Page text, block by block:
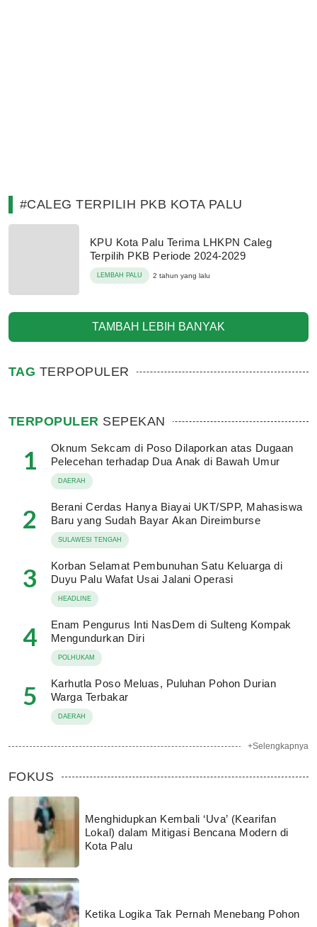
#CALEG TERPILIH PKB KOTA PALU
KPU Kota Palu Terima LHKPN Caleg
Terpilih PKB Periode 2024-2029
LEMBAH PALU 2 tahun yang lalu
TAMBAH LEBIH BANYAK
TAG TERPOPULER
TERPOPULER SEPEKAN
1
Oknum Sekcam di Poso Dilaporkan atas Dugaan
Pelecehan terhadap Dua Anak di Bawah Umur
DAERAH
2
Berani Cerdas Hanya Biayai UKT/SPP, Mahasiswa
Baru yang Sudah Bayar Akan Direimburse
SULAWESI TENGAH
3
Korban Selamat Pembunuhan Satu Keluarga di
Duyu Palu Wafat Usai Jalani Operasi
HEADLINE
4
Enam Pengurus Inti NasDem di Sulteng Kompak
Mengundurkan Diri
POLHUKAM
5
Karhutla Poso Meluas, Puluhan Pohon Durian
Warga Terbakar
DAERAH
+Selengkapnya
FOKUS
Menghidupkan Kembali ‘Uva’ (Kearifan
Lokal) dalam Mitigasi Bencana Modern di
Kota Palu
Ketika Logika Tak Pernah Menebang Pohon